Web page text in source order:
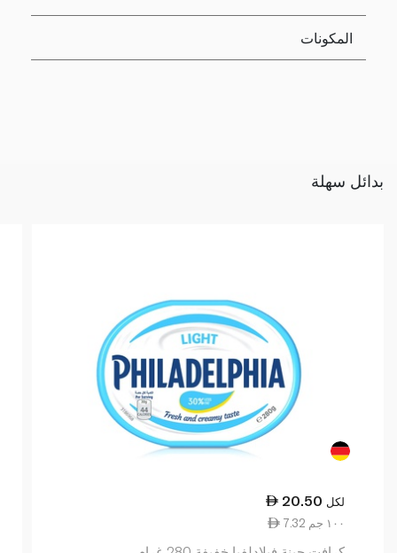
المكونات
بدائل سهلة
20.50 لكل
7.32 ١٠٠ جم